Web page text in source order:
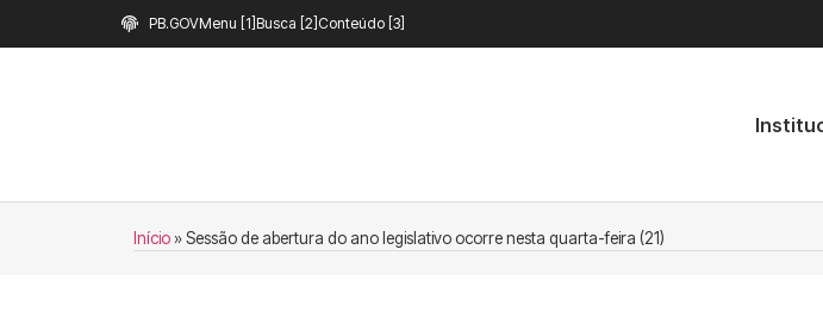
PB.GOVMenu [1] Busca [2] Conteúdo [3]
Início»Sessão de abertura do ano legislativo ocorre nesta quarta-feira (21)